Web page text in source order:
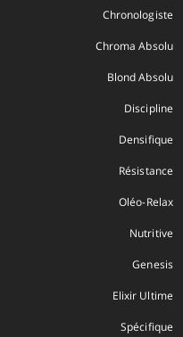
Chronologiste
Chroma Absolu
Blond Absolu
Discipline
Densifique
Résistance
Oléo-Relax
Nutritive
Genesis
Elixir Ultime
Spécifique